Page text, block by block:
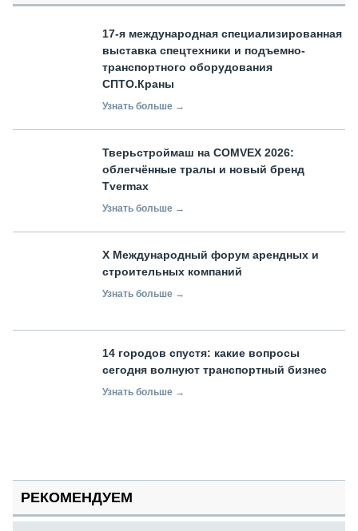
17-я международная специализированная
выставка спецтехники и подъемно-
транспортного оборудования
СПТО.Краны
Узнать больше →
Тверьстроймаш на COMVEX 2026:
облегчённые тралы и новый бренд
Tvermax
Узнать больше →
X Международный форум арендных и
строительных компаний
Узнать больше →
14 городов спустя: какие вопросы
сегодня волнуют транспортный бизнес
Узнать больше →
РЕКОМЕНДУЕМ